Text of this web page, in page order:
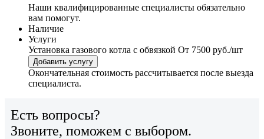
Наши квалифицированные специалисты обязательно
вам помогут.
Наличие
Услуги
Установка газового котла с обвязкой От 7500 руб./шт
Добавить услугу
Окончательная стоимость рассчитывается после выезда
специалиста.
Есть вопросы?
Звоните, поможем с выбором.